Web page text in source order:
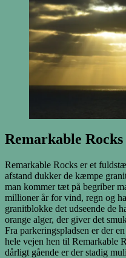
Remarkable Rocks
Remarkable Rocks er et
afstand dukker de kæmpe
man kommer tæt på begriber
millioner år for vind, regn og
granitblokke det udseende de
orange alger, der giver det
Fra parkeringspladsen er der
hele vejen hen til Remarkable
dårligt gående er der stadig